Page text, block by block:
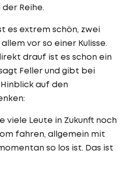
Reihe.
es extrem schön, zwei
vor so einer Kulisse.
drauf ist es schon ein
Feller und gibt bei
auf den
viele Leute in Zukunft noch
fahren, allgemein mit
so los ist. Das ist